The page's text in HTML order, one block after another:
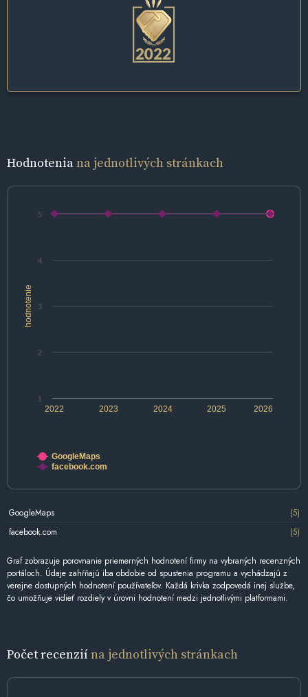
Hodnoteniana jednotlivých stránkach
hodnotenie
2022 2024 2026
2023 2025
1
2
3
4
5
GoogleMaps
facebook.com
GoogleMaps
(5)
facebook.com
(5)
Graf zobrazuje porovnanie priemerných hodnotení firmy na vybraných recenzných
portáloch. Údaje zahŕňajú iba obdobie od spustenia programu a vychádzajú z
verejne dostupných hodnotení používateľov. Každá krivka zodpovedá inej službe,
čo umožňuje vidieť rozdiely v úrovni hodnotení medzi jednotlivými platformami.
Počet recenziína jednotlivých stránkach